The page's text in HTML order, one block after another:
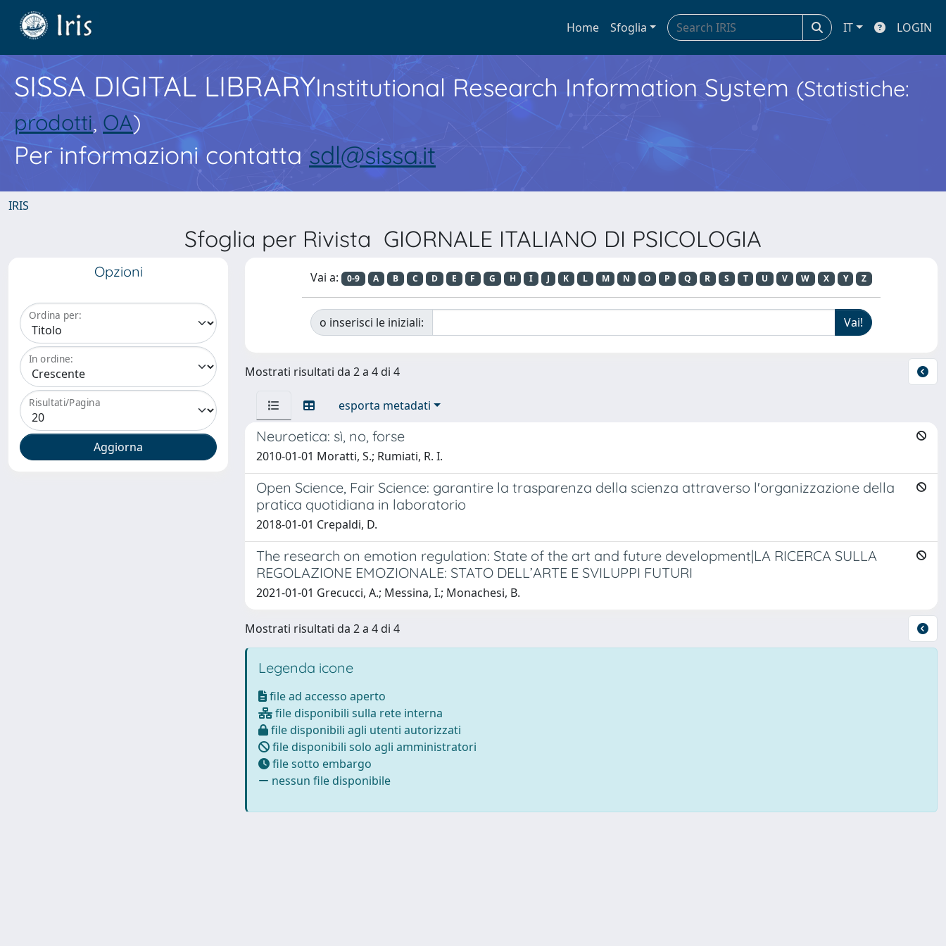
Home Sfoglia IT LOGIN
SISSA DIGITAL LIBRARYInstitutional Research Information System (Statistiche:
prodotti, OA)
Per informazioni contatta sdl@sissa.it
IRIS
Sfoglia per Rivista GIORNALE ITALIANO DI PSICOLOGIA
Opzioni
Ordina per:
In ordine:
Risultati/Pagina
Vai a: 0-9 A B C D E F G H I J K L M N O P Q R S T U V W X Y Z
o inserisci le iniziali:
Mostrati risultati da 2 a 4 di 4
esporta metadati
Neuroetica: sì, no, forse
2010-01-01 Moratti, S.; Rumiati, R. I.
Open Science, Fair Science: garantire la trasparenza della scienza attraverso l'organizzazione della
pratica quotidiana in laboratorio
2018-01-01 Crepaldi, D.
The research on emotion regulation: State of the art and future development|LA RICERCA SULLA
REGOLAZIONE EMOZIONALE: STATO DELL’ARTE E SVILUPPI FUTURI
2021-01-01 Grecucci, A.; Messina, I.; Monachesi, B.
Mostrati risultati da 2 a 4 di 4
Legenda icone
file ad accesso aperto
file disponibili sulla rete interna
file disponibili agli utenti autorizzati
file disponibili solo agli amministratori
file sotto embargo
nessun file disponibile